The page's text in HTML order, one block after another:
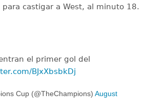
castigar a West, al minuto 18.
el primer gol del
BJxXbsbkDj
Cup (@TheChampions) August